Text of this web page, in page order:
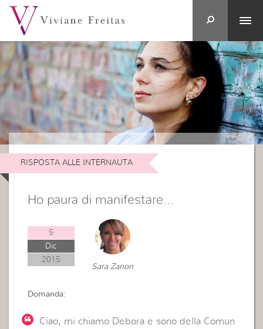
RISPOSTA ALLE INTERNAUTA
Ho paura di manifestare…
5
Dic
2015
Sara Zanon
Domanda:
Ciao, mi chiamo Debora e sono della Comun